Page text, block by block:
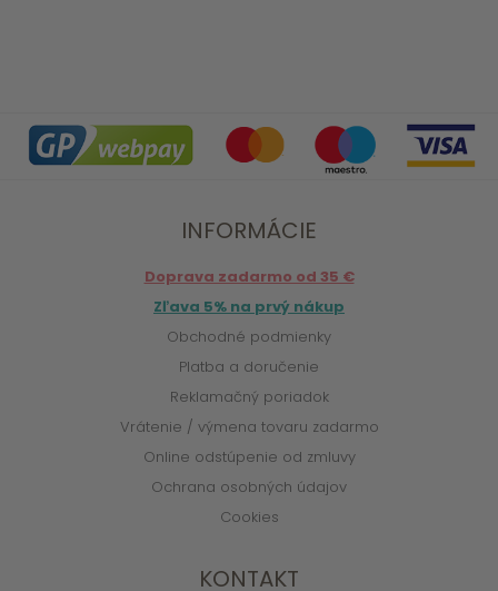
INFORMÁCIE
Doprava zadarmo od 35 €
Zľava 5% na prvý nákup
Obchodné podmienky
Platba a doručenie
Reklamačný poriadok
Vrátenie / výmena tovaru zadarmo
Online odstúpenie od zmluvy
Ochrana osobných údajov
Cookies
KONTAKT